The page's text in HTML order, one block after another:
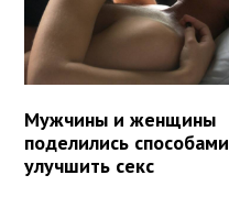
Мужчины и женщины
поделились способами
улучшить секс